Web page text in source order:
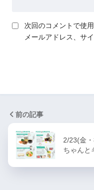
次回のコメントで使
メールアドレス、サ
前の記事
2/23(金
ちゃんと